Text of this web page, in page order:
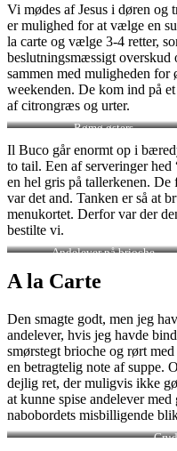
Vi mødes af Jesus i døren
er mulighed for at vælge en
la carte og vælge 3-4 retter,
beslutningsmæssigt overskud
sammen med muligheden for
weekenden. De kom ind på
af citrongræs og urter.
Rømø østers
Il Buco går enormt op i
to tail. Een af serveringer
en hel gris på tallerkenen.
var det and. Tanken er så at
menukortet. Derfor var der
bestilte vi.
Andelever på brioche
A la Carte
Den smagte godt, men jeg
andelever, hvis jeg havde
smørstegt brioche og rørt
en betragtelig note af suppe.
dejlig ret, der muligvis ikke
at kunne spise andelever
nabobordets misbilligende